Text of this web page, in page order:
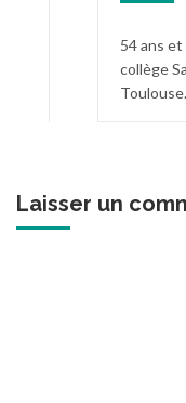
54 ans
collège
Toulouse.
Laisser un